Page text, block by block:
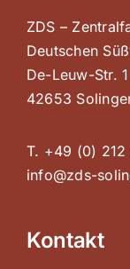
ZDS –
Deutschen
De-Leuw-Str.
42653
T. +49 (0)
info@zds-
Kontakt